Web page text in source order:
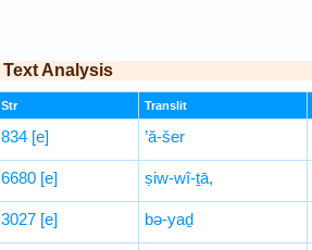
Text Analysis
Str Translit
834 [e] ’ă-šer
6680 [e] ṣiw-wî-ṯā,
3027 [e] bə-yaḏ